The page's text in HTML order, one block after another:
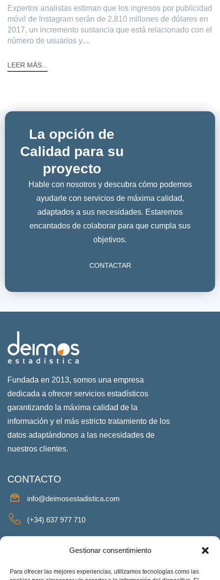
Gestionar consentimiento
Para ofrecer las mejores experiencias, utilizamos tecnologías como las
Expertos analistas estiman que los ingresos por publicidad
móvil de Instagram serán de 2.810 millones de dólares en
2017, un incremento sustancia que está relacionado con el
número de usuarios y....
LEER MÁS...
La opción de
Calidad para su
proyecto
Hable con nosotros y descubra cómo podemos
ayudarle con servicios de máxima calidad,
adaptados a sus necesidades. Estaremos
encantados de colaborar para que cumpla sus
objetivos.
CONTACTAR
Fundada en 2013, somos una empresa
dedicada a ofrecer servicios estadísticos
garantizando la máxima calidad de la
información y el más estricto tratamiento de los
datos adaptándonos a las necesidades de
nuestros clientes.
CONTACTO
info@deimosestadistica.com
(+34) 637 977 710